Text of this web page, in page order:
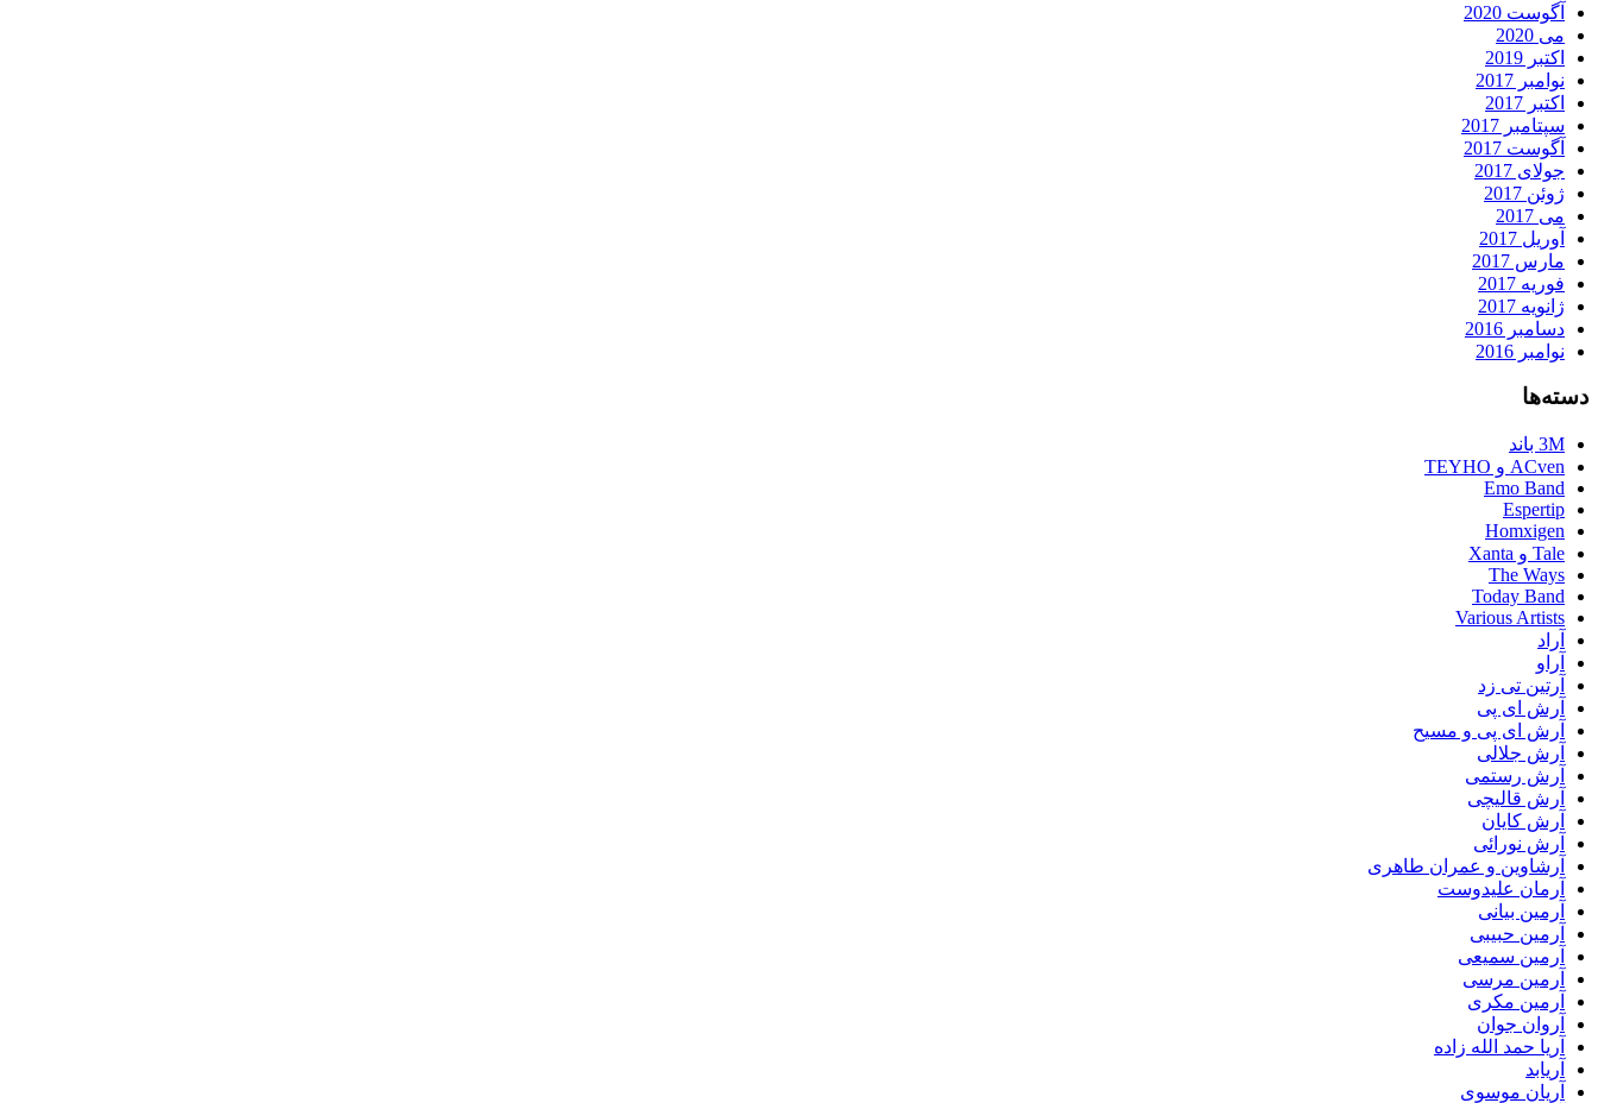
آگوست 2020
می 2020
اکتبر 2019
نوامبر 2017
اکتبر 2017
سپتامبر 2017
آگوست 2017
جولای 2017
ژوئن 2017
می 2017
آوریل 2017
مارس 2017
فوریه 2017
ژانویه 2017
دسامبر 2016
نوامبر 2016
دسته‌ها
3M باند
ACven و TEYHO
Emo Band
Espertip
Homxigen
Tale و Xanta
The Ways
Today Band
Various Artists
آراد
آراو
آرتین تی زد
آرش ای پی
آرش ای پی و مسیح
آرش جلالی
آرش رستمی
آرش قالیچی
آرش کایان
آرش نورائی
آرشاوین و عمران طاهری
آرمان علیدوست
آرمین بیانی
آرمین حبیبی
آرمین سمیعی
آرمین مرسی
آرمین مکری
آروان جوان
آریا حمد الله زاده
آریابد
آریان موسوی